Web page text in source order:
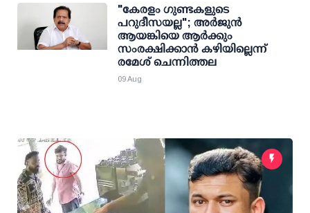
"കേരളം ഗുണ്ടകളുടെ
പറുദീസയല്ല"; അർജുൻ
ആയങ്കിയെ ആർക്കും
സംരക്ഷിക്കാൻ കഴിയില്ലെന്ന്
രമേശ് ചെന്നിത്തല
09 Aug